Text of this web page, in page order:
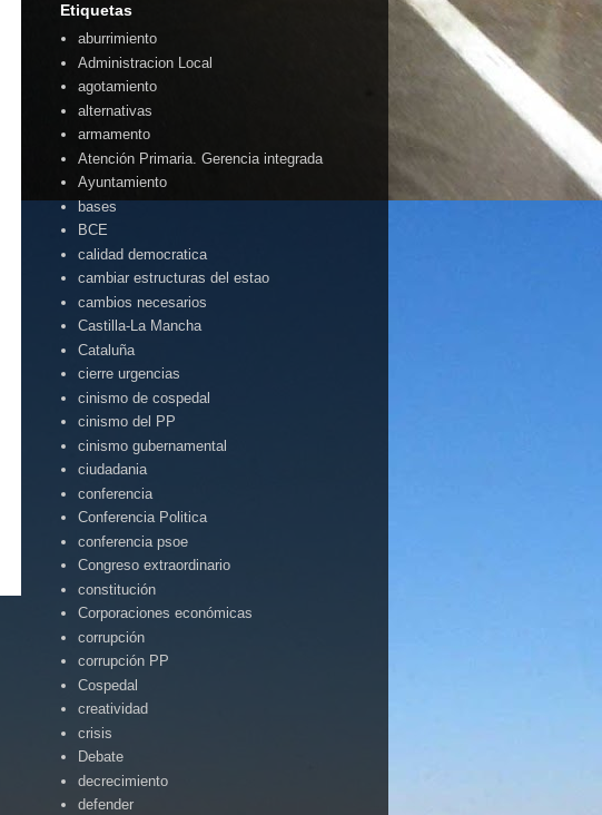
Etiquetas
aburrimiento
Administracion Local
agotamiento
alternativas
armamento
Atención Primaria. Gerencia integrada
Ayuntamiento
bases
BCE
calidad democratica
cambiar estructuras del estao
cambios necesarios
Castilla-La Mancha
Cataluña
cierre urgencias
cinismo de cospedal
cinismo del PP
cinismo gubernamental
ciudadania
conferencia
Conferencia Politica
conferencia psoe
Congreso extraordinario
constitución
Corporaciones económicas
corrupción
corrupción PP
Cospedal
creatividad
crisis
Debate
decrecimiento
defender